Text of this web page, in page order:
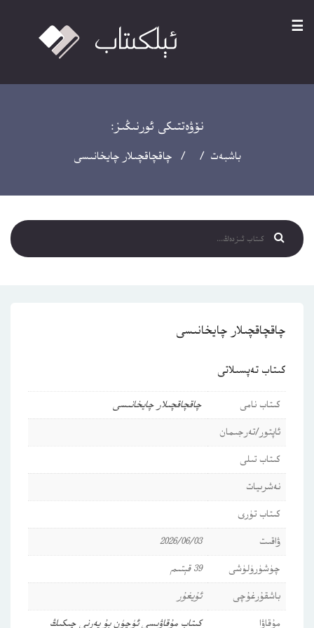
☰
نۆۋەتتىكى ئورنىڭىز:
باشبەت / / چاقچاقچىلار چايخانىسى
چاقچاقچىلار چايخانىسى
كىتاب تەپسىلاتى
كىتاب نامى
چاقچاقچىلار چايخانىسى
ئاپتور/تەرجىمان
كىتاب تىلى
نەشرىيات
كىتاب تۈرى
ۋاقىت
2026/06/03
چۈشۈرۈلۈشى
39 قېتىم
باشقۇرغۇچى
ئۇيغۇر
مۇقاۋا
كىتاب مۇقاۋىسى ئۈچۈن بۇ يەرنى چىكىڭ